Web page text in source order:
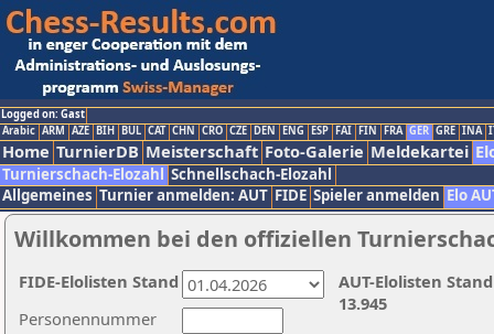
Logged on: Gast
Arabic ARM AZE BIH BUL CAT CHN CRO CZE DEN ENG ESP FAI FIN FRA GER GRE INA
Home TurnierDB Meisterschaft Foto-Galerie Meldekartei
Turnierschach-Elozahl Schnellschach-Elozahl
Allgemeines Turnier anmelden: AUT FIDE Spieler anmelden Elo
Willkommen bei den offiziellen
Personennummer
AUT-Elolisten
13.945
FIDE-Elolisten Stand